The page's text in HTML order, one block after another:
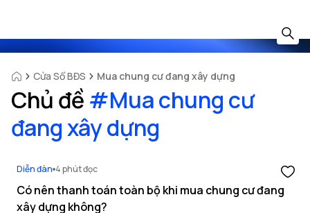
Cửa Sổ BĐS Mua chung cư đang xây dựng
Chủ đề #Mua chung cư
đang xây dựng
Diễn đàn 4 phút đọc
Có nên thanh toán toàn bộ khi mua chung cư đang
xây dựng không?